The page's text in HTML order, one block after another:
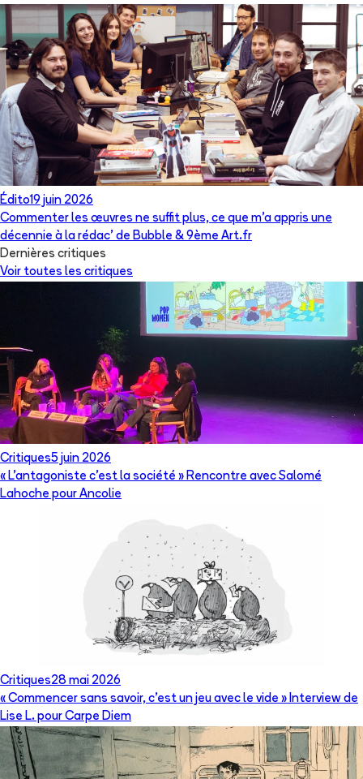
Édito19 juin 2026
Commenter les œuvres ne suffit plus, ce que m’a appris une
décennie à la rédac’ de Bubble & 9ème Art.fr
Dernières critiques
Voir toutes les critiques
Critiques5 juin 2026
« L’antagoniste c’est la société » Rencontre avec Salomé
Lahoche pour Ancolie
Critiques28 mai 2026
« Commencer sans savoir, c’est un jeu avec le vide » Interview de
Lise L. pour Carpe Diem